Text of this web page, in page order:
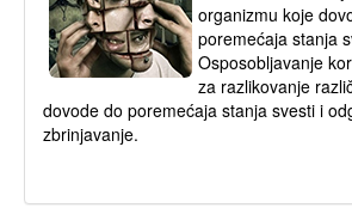
organizmu koje
poremećaja stanja
Osposobljavanje
za razlikovanje
dovode do poremećaja stanja svesti i
zbrinjavanje.